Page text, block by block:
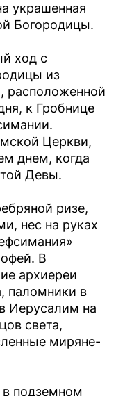
украшенная
Богородицы.
ход с
из
расположенной
к Гробнице
Церкви,
днем, когда
Девы.
ризе,
нес на руках
В
архиереи
паломники в
Иерусалим на
света,
миряне-
в подземном